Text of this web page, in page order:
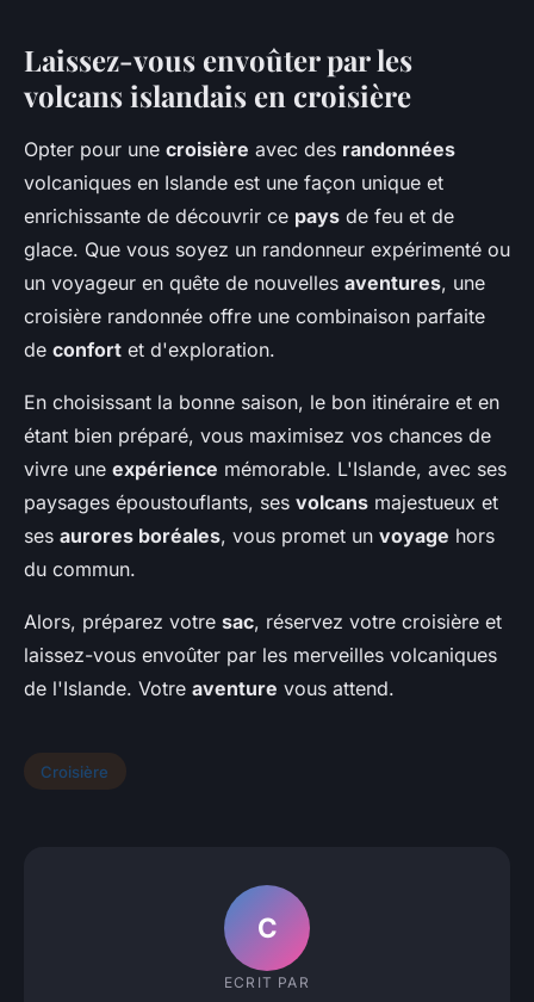
Laissez-vous envoûter par les
volcans islandais en croisière
Opter pour une croisière avec des randonnées
volcaniques en Islande est une façon unique et
enrichissante de découvrir ce pays de feu et de
glace. Que vous soyez un randonneur expérimenté ou
un voyageur en quête de nouvelles aventures, une
croisière randonnée offre une combinaison parfaite
de confort et d'exploration.
En choisissant la bonne saison, le bon itinéraire et en
étant bien préparé, vous maximisez vos chances de
vivre une expérience mémorable. L'Islande, avec ses
paysages époustouflants, ses volcans majestueux et
ses aurores boréales, vous promet un voyage hors
du commun.
Alors, préparez votre sac, réservez votre croisière et
laissez-vous envoûter par les merveilles volcaniques
de l'Islande. Votre aventure vous attend.
Croisière
C
ECRIT PAR